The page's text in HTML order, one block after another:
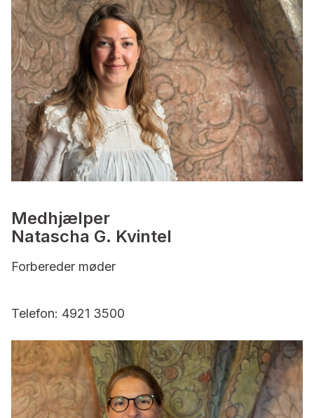
Medhjælper
Natascha G. Kvintel
Forbereder møder
Telefon: 4921 3500